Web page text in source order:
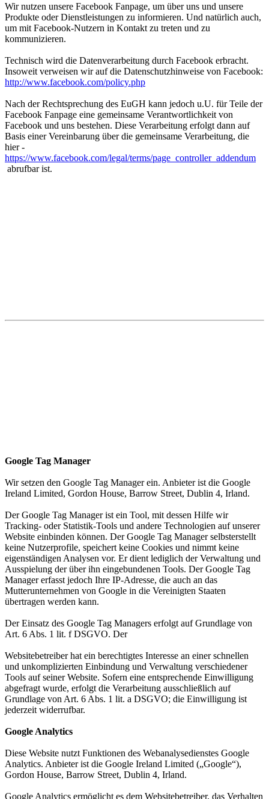
Wir nutzen unsere Facebook Fanpage, um über uns und unsere
Produkte oder Dienstleistungen zu informieren. Und natürlich auch,
um mit Facebook-Nutzern in Kontakt zu treten und zu
kommunizieren.
Technisch wird die Datenverarbeitung durch Facebook erbracht.
Insoweit verweisen wir auf die Datenschutzhinweise von Facebook:
http://www.facebook.com/policy.php
Nach der Rechtsprechung des EuGH kann jedoch u.U. für Teile der
Facebook Fanpage eine gemeinsame Verantwortlichkeit von
Facebook und uns bestehen. Diese Verarbeitung erfolgt dann auf
Basis einer Vereinbarung über die gemeinsame Verarbeitung, die
hier -
https://www.facebook.com/legal/terms/page_controller_addendum
abrufbar ist.
Google Tag Manager
Wir setzen den Google Tag Manager ein. Anbieter ist die Google
Ireland Limited, Gordon House, Barrow Street, Dublin 4, Irland.
Der Google Tag Manager ist ein Tool, mit dessen Hilfe wir
Tracking- oder Statistik-Tools und andere Technologien auf unserer
Website einbinden können. Der Google Tag Manager selbsterstellt
keine Nutzerprofile, speichert keine Cookies und nimmt keine
eigenständigen Analysen vor. Er dient lediglich der Verwaltung und
Ausspielung der über ihn eingebundenen Tools. Der Google Tag
Manager erfasst jedoch Ihre IP-Adresse, die auch an das
Mutterunternehmen von Google in die Vereinigten Staaten
übertragen werden kann.
Der Einsatz des Google Tag Managers erfolgt auf Grundlage von
Art. 6 Abs. 1 lit. f DSGVO. Der
Websitebetreiber hat ein berechtigtes Interesse an einer schnellen
und unkomplizierten Einbindung und Verwaltung verschiedener
Tools auf seiner Website. Sofern eine entsprechende Einwilligung
abgefragt wurde, erfolgt die Verarbeitung ausschließlich auf
Grundlage von Art. 6 Abs. 1 lit. a DSGVO; die Einwilligung ist
jederzeit widerrufbar.
Google Analytics
Diese Website nutzt Funktionen des Webanalysedienstes Google
Analytics. Anbieter ist die Google Ireland Limited („Google“),
Gordon House, Barrow Street, Dublin 4, Irland.
Google Analytics ermöglicht es dem Websitebetreiber, das Verhalten